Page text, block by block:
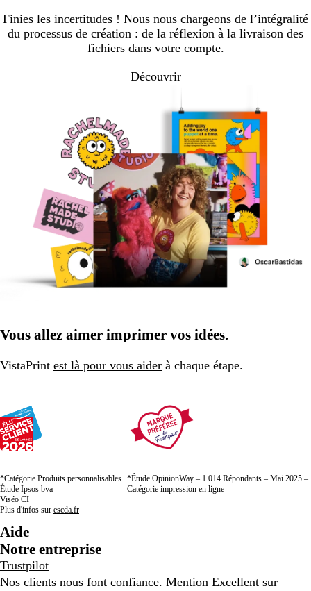
Finies les incertitudes ! Nous nous chargeons de l’intégralité
du processus de création : de la réflexion à la livraison des
fichiers dans votre compte.
Découvrir
Vous allez aimer imprimer vos idées.
VistaPrint est là pour vous aider à chaque étape.
*Catégorie Produits personnalisables
Étude Ipsos bva
Viséo CI
Plus d'infos sur escda.fr
*Étude OpinionWay – 1 014 Répondants – Mai 2025 –
Catégorie impression en ligne
Aide
Notre entreprise
Trustpilot
Nos clients nous font confiance. Mention Excellent sur